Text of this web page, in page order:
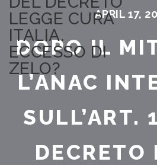
APRIL 17,
DOPO IL
L’ANAC
SULL’ART.
DECRETO